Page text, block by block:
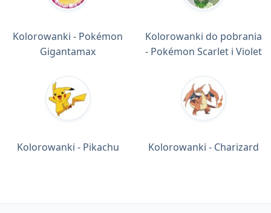
Kolorowanki - Pokémon
Gigantamax
Kolorowanki do pobrania
- Pokémon Scarlet i Violet
Kolorowanki - Pikachu Kolorowanki - Charizard